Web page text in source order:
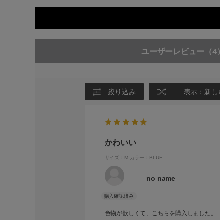
ユーザーレビュー （4）
絞り込み 表示：新し
かわいい
サイズ：M カラー：BLUE
no name
色物が欲しくて、こちらを購入しました。